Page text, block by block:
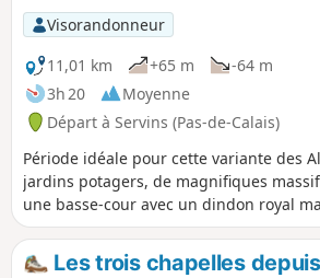
Visorandonneur
11,01 km
+65 m
-64 m
3h 20
Moyenne
Départ à Servins (Pas-de-Calais)
Période idéale pour cette variante des
jardins potagers, de magnifiques
une basse-cour avec un dindon royal
quelque peu prétentieux.
Les trois chapelles